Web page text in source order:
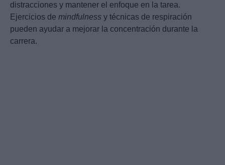
distracciones y mantener el enfoque en la tarea.
Ejercicios de mindfulness y técnicas de respiración
pueden ayudar a mejorar la concentración durante la
carrera.